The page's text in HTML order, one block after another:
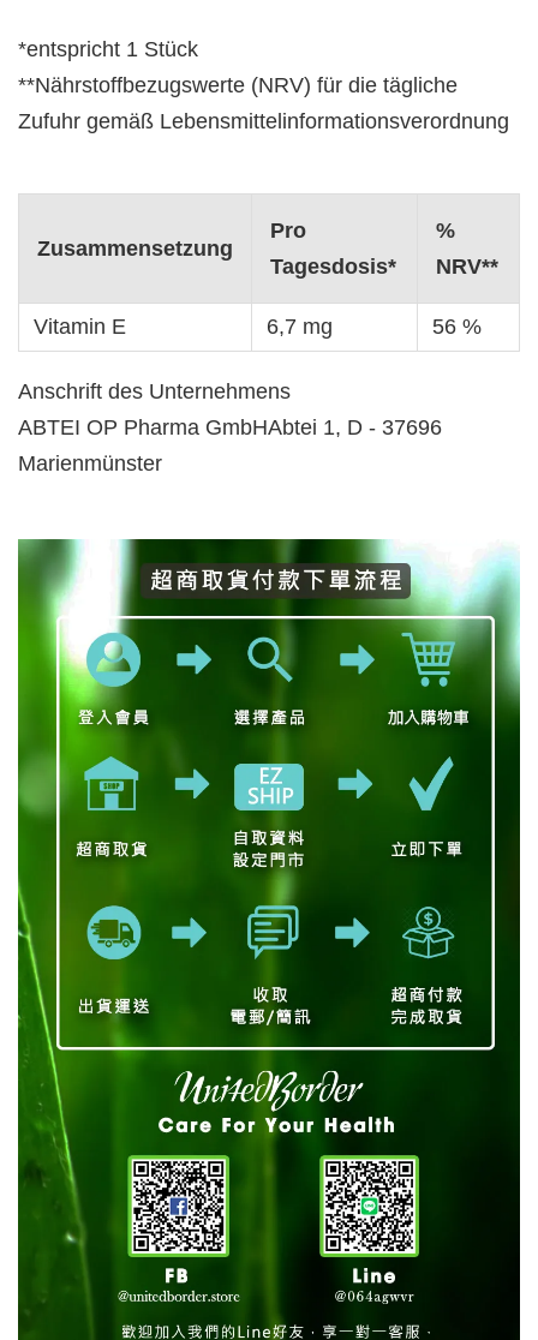
*entspricht 1 Stück
**Nährstoffbezugswerte (NRV) für die tägliche
Zufuhr gemäß Lebensmittelinformationsverordnung
Zusammensetzung
Pro
Tagesdosis*
%
NRV**
Vitamin E 6,7 mg 56 %
Anschrift des Unternehmens
ABTEI OP Pharma GmbHAbtei 1, D - 37696
Marienmünster